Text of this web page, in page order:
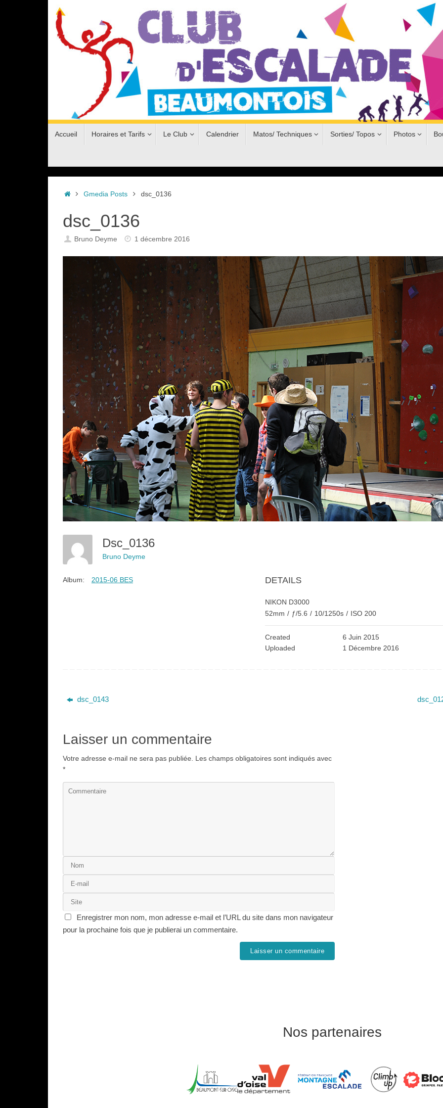
au
Accueil Horaires et Tarifs Le Club Calendrier Matos/ Techniques Sorties/ Topos Photos
Accueil
Gmedia Posts dsc_0136
dsc_0136
Bruno Deyme 1 décembre 2016
Dsc_0136
Bruno Deyme
Album: 2015-06 BES DETAILS
NIKON D3000
52mm / ƒ/5.6 / 10/1250s / ISO 200
Created
6 Juin 2015
Uploaded
1 Décembre 2016
dsc_0143
Laisser un commentaire
Votre adresse e-mail ne sera pas publiée. Les champs obligatoires sont indiqués avec
*
Enregistrer mon nom, mon adresse e-mail et l’URL du site dans mon navigateur
pour la prochaine fois que je publierai un commentaire.
Nos partenaires